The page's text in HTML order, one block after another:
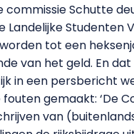
commissie Schutte
Landelijke Studenten
tot een
van het geld. En
in een persbericht
gemaakt: ‘De
van